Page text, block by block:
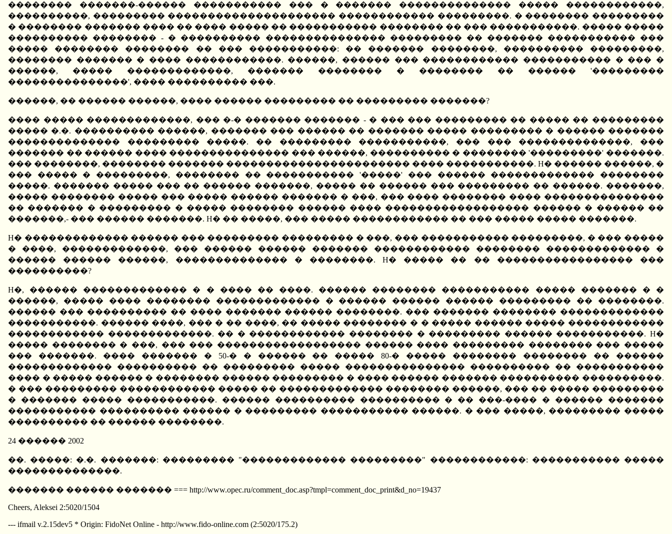
�������� �������-������ ����������� ��� � ������� �������������� ����� ������������,
����������, ��������� ��������������������� ������������ ���������. � �������� ���������
� �������� ������� ���� �� ���� ����� �� ����������� �������� �� ��� �����������. ����� �����
���������� �������� - � ���������� ��������������� ��������� �� ������� ����������� ���
����� �������� �������� �� ��� �����������: �� ������� ��������, ���������� ���������,
�������� ������� � ���� ������������. ������, ������ ��� ������������ ����������� � ��� �
������, ����� �������������, ������� �������� � �������� �� ������ '���������
���������������', ���� ���������� ���.
������, �� ������ ������, ���� ������ ��������� �� ��������� �������?
���� ����� �������������, ��� �-� ������� ������� - � ��� ��� ��������� �� ����� �� ���������
����� �.�. ���������� ������, ������� ��� ������ �� ������� ����� ��������� � ������ �������
�������������� ��������� �����. �� ��������� �����������, ��� ��� ��������������, ���
������� �� ������ ���� ��������������� ��� ������, ���������� � �������� '���������' �������.
��� ��������, �������� ������� ����������������������� ���� �����������. H� ������ ������, �
��� ����� � ���������, �������� �� ����������� '�����' ��� ������ ������������� ��������
�����. ������� ����� ��� �� ������ �������, ����� �� ������ ��� ��������� �� ������. �������,
����� �������� ����� ��� ����� ������ ������� � ���, ��� ���� �������� ���� ���������������
�� ������� � ��������� � ����� �������� ������ ���� ������������������ ������ � ������ ��
�������,- ��� ������ �������. H� �� �����, ��� ����� ������������ �� ��� ����� ����� �������.
H� ������������� ������ ��� ��������� ��������� � ���, ��� ����������� ���������, � ��� �����
� ����, �������������, ��� ������ ������ ������� ������������ �������� ������������� �
������ ������ ������, �������������� � ��������. H� ����� �� �� ����������������� ���
����������?
H�, ������ ������������� � � ���� �� ����. ������ �������� ����������� ����� ������� � �
������, ����� ���� �������� ������������� � ������ ������ ������ ��������� �� ��������.
������ ��� ���������� �� ���� ������� ������ ��������. ��� ������� �������� �������������
�����������. ������ ����, ��� � �� ����, �� ����� �������� � � ����� ������ ����� ������������
������������ �������������. �� � ������������ �������� � ��������� ������ �����������. H�
����� �������� � ���, ��� ��� ������������������ ������ ���� ��������� �������� ��� �����
��� �������. ���� ������� � 50-� � ������ �� ����� 80-� ����� �������� �������� �� ������
������������� ���������� �� ��������� ����� ��������������� ���������� �� �����������
���� � ����� ������ � �������� ������ ��������� � ���� ������ ������� ���������� ����������.
� ��� ��������� ������������ ����� �� ������������� �������� ������, ��� �� ����� ���������
� ������� ����� �����������. ������ ���������� ���������� � �� ���-���� � ������ �������
����������� ���������� ������ � ��������� ����������� ������. � ��� �����, ��������� �����
���������� �� ������ ��������.
24 ������ 2002
��. �����: �.�. �������: ��������� "������������� ���������" ������������: ����������� �����
��������������.
������� ������ ������� === http://www.opec.ru/comment_doc.asp?tmpl=comment_doc_print&d_no=19437
Cheers, Aleksei 2:5020/1504
--- ifmail v.2.15dev5 * Origin: FidoNet Online - http://www.fido-online.com (2:5020/175.2)